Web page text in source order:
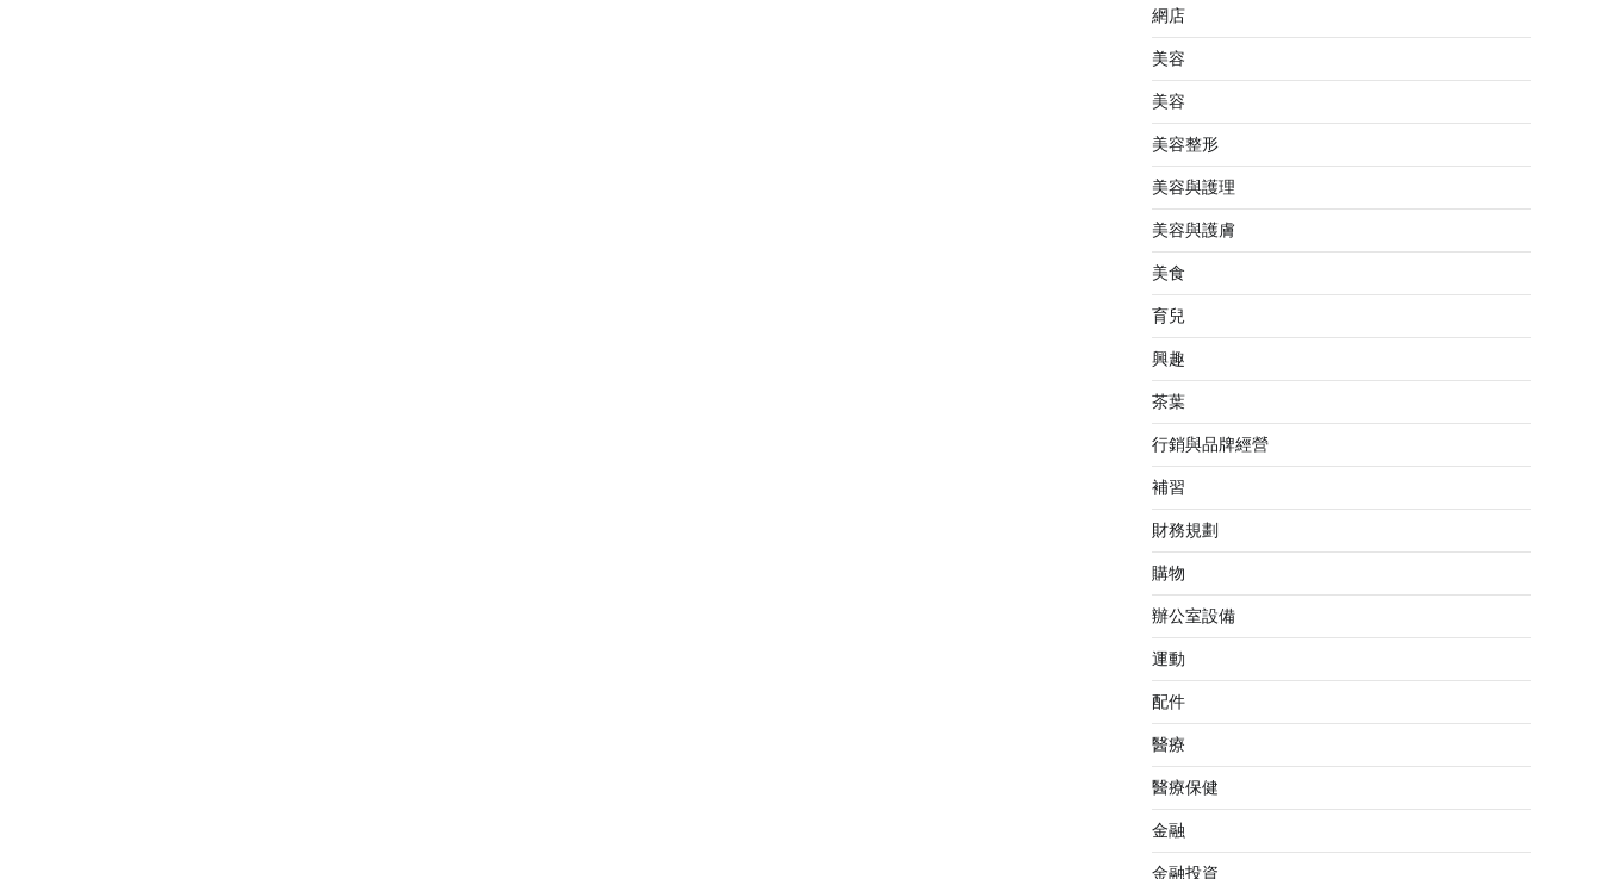
網店
美容
美容
美容整形
美容與護理
美容與護膚
美食
育兒
興趣
茶葉
行銷與品牌經營
補習
財務規劃
購物
辦公室設備
運動
配件
醫療
醫療保健
金融
金融投資